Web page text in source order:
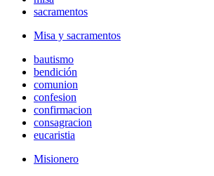
sacramentos
Misa y sacramentos
bautismo
bendición
comunion
confesion
confirmacion
consagracion
eucaristia
Misionero